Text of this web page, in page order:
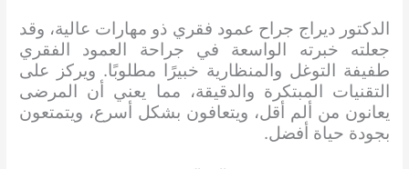
الدكتور ديراج جراح عمود فقري ذو مهارات عالية، وقد
جعلته خبرته الواسعة في جراحة العمود الفقري
طفيفة التوغل والمنظارية خبيرًا مطلوبًا. ويركز على
التقنيات المبتكرة والدقيقة، مما يعني أن المرضى
يعانون من ألم أقل، ويتعافون بشكل أسرع، ويتمتعون
بجودة حياة أفضل.